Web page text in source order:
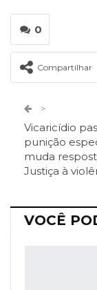
0
Compartilhar
Facebook
>
Vicaricídio
punição
muda
Justiça à
VOCÊ